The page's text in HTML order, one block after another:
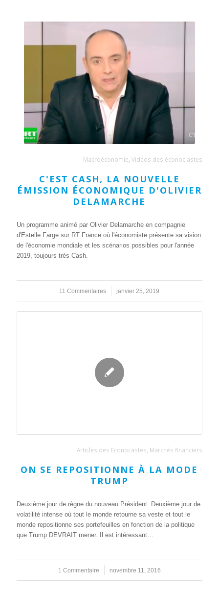
Macroéconomie ,Vidéos des éconoclastes
C'EST CASH, LA NOUVELLE
ÉMISSION ÉCONOMIQUE D'OLIVIER
DELAMARCHE
Un programme animé par Olivier Delamarche en compagnie
d'Estelle Farge sur RT France où l'économiste présente sa vision
de l'économie mondiale et les scénarios possibles pour l'année
2019, toujours très Cash.
11 Commentaires
/ janvier 25, 2019
Articles des Econocastes Marchés financiers
ON SE REPOSITIONNE À LA MODE
TRUMP
Deuxième jour de règne du nouveau Président. Deuxième jour de
volatilité intense où tout le monde retourne sa veste et tout le
monde repositionne ses portefeuilles en fonction de la politique
que Trump DEVRAIT mener. Il est intéressant…
1 Commentaire
/ novembre 11, 2016